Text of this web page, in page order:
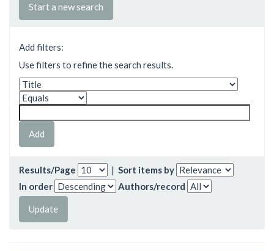
Start a new search
Add filters:
Use filters to refine the search results.
Results/Page | Sort items by
In order
Authors/record